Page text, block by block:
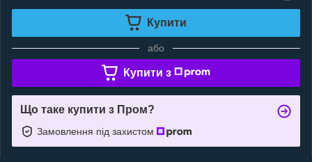
Купити
або
Купити з
Що таке купити з Пром?
Замовлення під захистом